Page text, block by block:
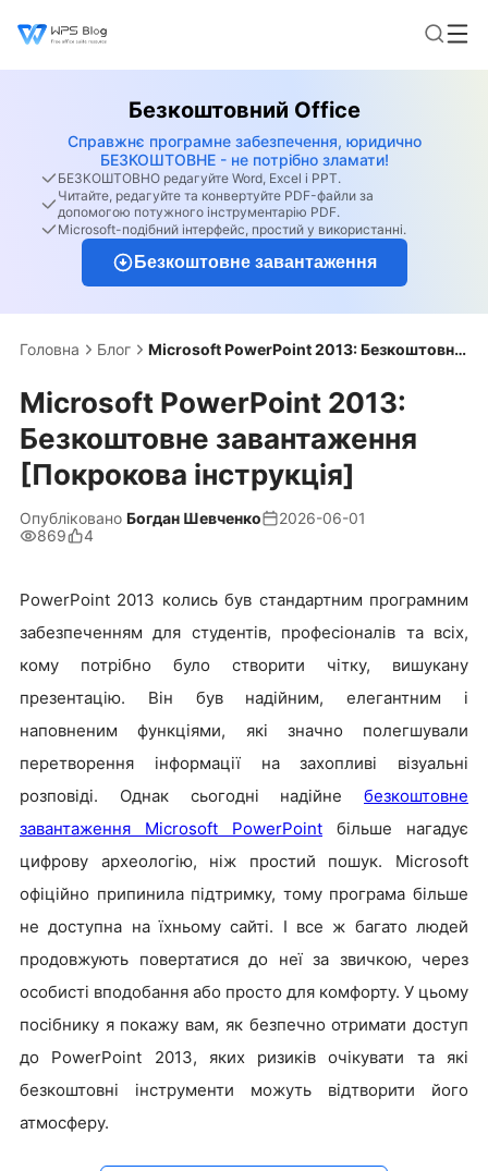
Безкоштовний Office
Справжнє програмне забезпечення, юридично
БЕЗКОШТОВНЕ - не потрібно зламати!
БЕЗКОШТОВНО редагуйте Word, Excel і PPT.
Читайте, редагуйте та конвертуйте PDF-файли за
допомогою потужного інструментарію PDF.
Microsoft-подібний інтерфейс, простий у використанні.
Безкоштовне завантаження
Головна Блог Microsoft PowerPoint 2013: Безкоштовне завантаження [Покрокова інструкція]
Microsoft PowerPoint 2013:
Безкоштовне завантаження
[Покрокова інструкція]
Опубліковано Богдан Шевченко
2026-06-01
869
4
PowerPoint 2013 колись був стандартним програмним
забезпеченням для студентів, професіоналів та всіх,
кому потрібно було створити чітку, вишукану
презентацію. Він був надійним, елегантним і
наповненим функціями, які значно полегшували
перетворення інформації на захопливі візуальні
розповіді. Однак сьогодні надійне безкоштовне
завантаження Microsoft PowerPoint більше нагадує
цифрову археологію, ніж простий пошук. Microsoft
офіційно припинила підтримку, тому програма більше
не доступна на їхньому сайті. І все ж багато людей
продовжують повертатися до неї за звичкою, через
особисті вподобання або просто для комфорту. У цьому
посібнику я покажу вам, як безпечно отримати доступ
до PowerPoint 2013, яких ризиків очікувати та які
безкоштовні інструменти можуть відтворити його
атмосферу.